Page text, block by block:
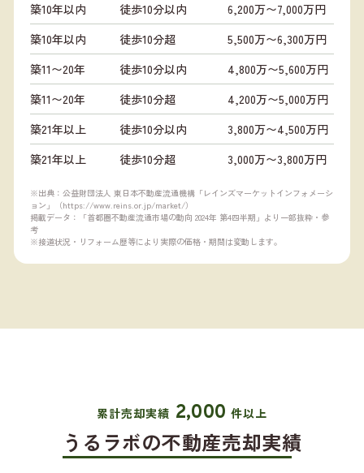
築10年以内
徒歩10分以内
6,200万〜7,000万円
築10年以内
徒歩10分超
5,500万〜6,300万円
築11〜20年
徒歩10分以内
4,800万〜5,600万円
築11〜20年
徒歩10分超
4,200万〜5,000万円
築21年以上
徒歩10分以内
3,800万〜4,500万円
築21年以上
徒歩10分超 3,000万〜3,800万円
※出典：公益財団法人 東日本不動産流通機構「レインズマーケットインフォメーシ
ョン」（https://www.reins.or.jp/market/）
掲載データ：「首都圏不動産流通市場の動向 2024年 第4四半期」より一部抜粋・参
考
※接道状況・リフォーム歴等により実際の価格・期間は変動します。
累計売却実績 2,000 件以上
うるラボの不動産売却実績